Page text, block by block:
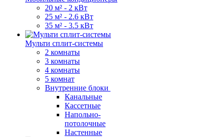
20 м² - 2 кВт
25 м² - 2.6 кВт
35 м² - 3.5 кВт
Мульти сплит-системы
2 комнаты
3 комнаты
4 комнаты
5 комнат
Внутренние блоки
Канальные
Кассетные
Напольно-
потолочные
Настенные